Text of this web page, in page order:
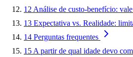
12 Análise de custo-benefício:
13 Expectativa vs. Realidade:
14 Perguntas frequentes
15 A partir de qual idade devo